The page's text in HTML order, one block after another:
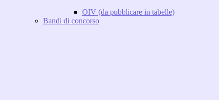
OIV (da pubblicare in tabelle)
Bandi di concorso